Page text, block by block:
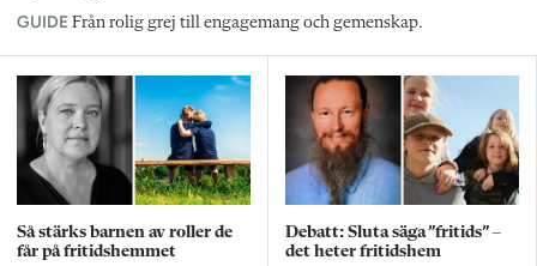
GUIDE Från rolig grej till engagemang och gemenskap.
Så stärks barnen av roller de
får på fritidshemmet
Debatt: Sluta säga ”fritids” –
det heter fritidshem